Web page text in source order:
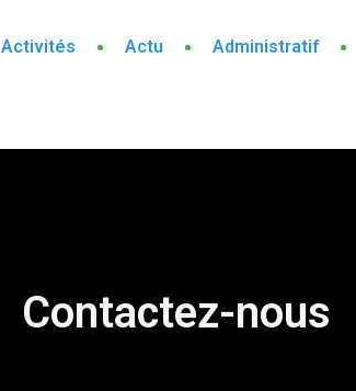
Activités Actu Administratif
Contactez-nous